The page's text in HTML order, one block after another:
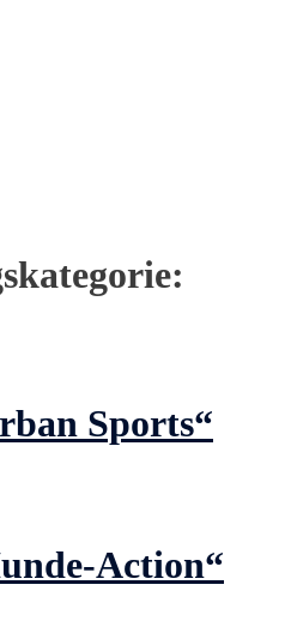
Sports“
Action“